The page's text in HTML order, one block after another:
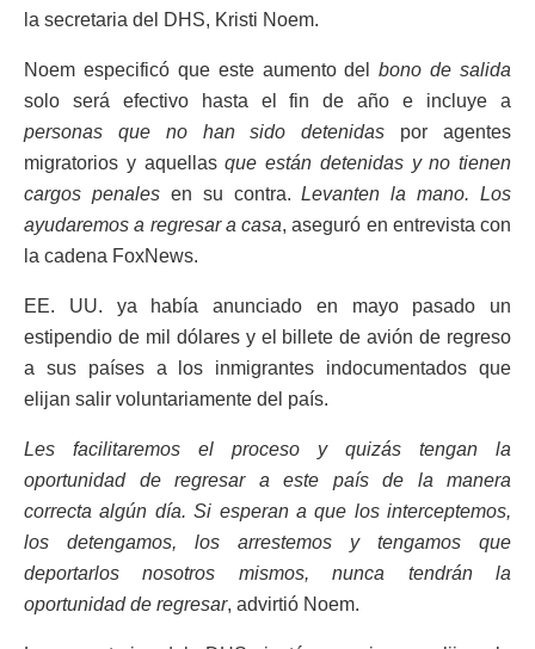
la secretaria del DHS, Kristi Noem.
Noem especificó que este aumento delbono de salida
solo será efectivo hasta el fin de año e incluye a
personas que no han sido detenidas por agentes
migratorios y aquellasque están detenidas y no tienen
cargos penalesen su contra.Levanten la mano. Los
ayudaremos a regresar a casa, aseguró en entrevista con
la cadena FoxNews.
EE. UU. ya había anunciado en mayo pasado un
estipendio de mil dólares y el billete de avión de regreso
a sus países a los inmigrantes indocumentados que
elijan salir voluntariamente del país.
Les facilitaremos el proceso y quizás tengan la
oportunidad de regresar a este país de la manera
correcta algún día. Si esperan a que los interceptemos,
los detengamos, los arrestemos y tengamos que
deportarlos nosotros mismos, nunca tendrán la
oportunidad de regresar, advirtió Noem.